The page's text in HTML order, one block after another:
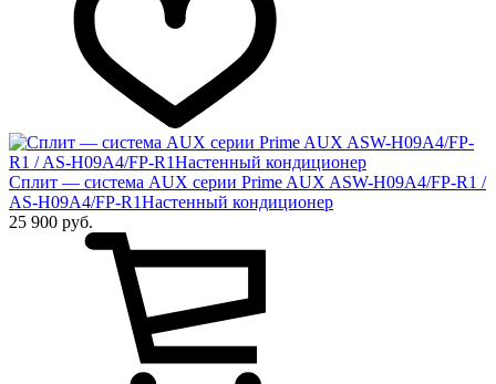
Сплит — система AUX серии Prime AUX ASW-H09A4/FP-R1 /
AS-H09A4/FP-R1Настенный кондиционер
25 900 руб.